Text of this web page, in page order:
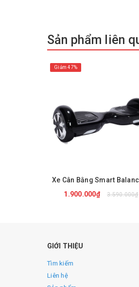
Phụ kiện: 1 remote, 2
Sản phẩm liên
Giảm 47%
1.900.000₫
3.590.000₫
GIỚI THIỆU
Tìm kiếm
Liên hệ